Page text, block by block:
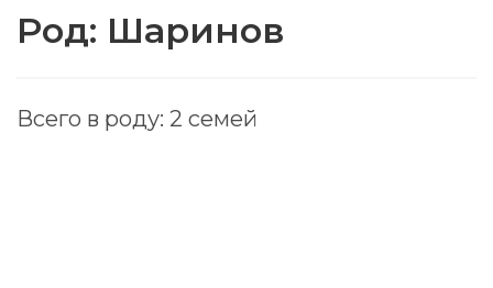
Род: Шаринов
Всего в роду: 2 семей